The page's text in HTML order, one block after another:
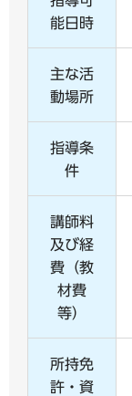
能日時
主な活
動場所
指導条
件
講師料
及び経
費（教
材費
等）
所持免
許・資